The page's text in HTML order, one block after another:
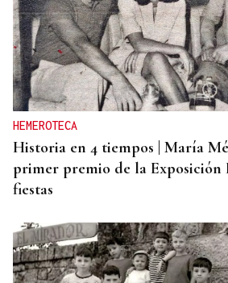
HEMEROTECA
Historia en 4 tiempos | María
primer premio de la Exposición
fiestas